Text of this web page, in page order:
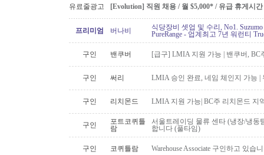
유료줄광고 [Evolution] 직원 채용 / 월 $5,000* / 유급 휴게시
프리미엄 버나비
식당장비 셋업 및 수리, No1.
PureRange - 업계최고 7년 워런티
구인 밴쿠버 [급구] LMIA 지원 가능 | 밴쿠버,
구인 써리 LMIA 승인 완료, 네임 체인지 가능 |
구인 리치몬드 LMIA 지원 가능| BC주 리치몬드 지
구인
포트코퀴틀
람
서울트레이딩 물류 센타 (냉장/냉동
합니다 (풀타임)
구인 코퀴틀람 Warehouse Associate 구인하고 있습